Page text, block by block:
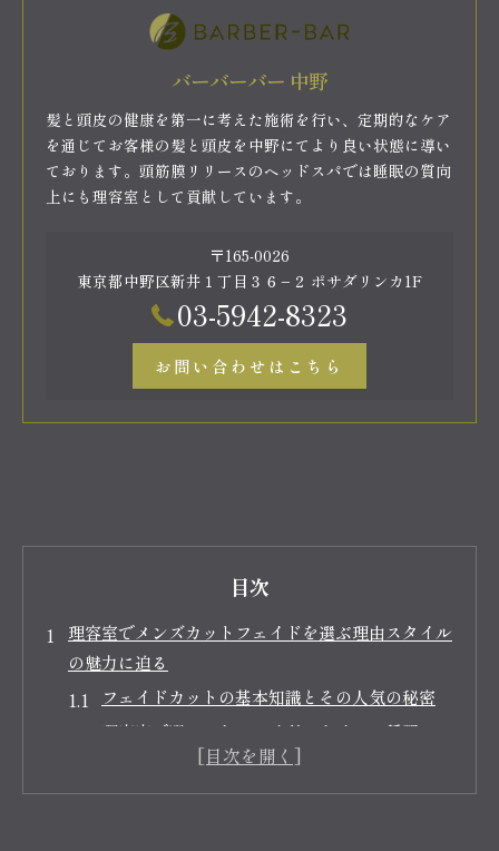
バーバーバー 中野
髪と頭皮の健康を第一に考えた施術を行い、定期的なケア
を通じてお客様の髪と頭皮を中野にてより良い状態に導い
ております。頭筋膜リリースのヘッドスパでは睡眠の質向
上にも理容室として貢献しています。
〒165-0026
東京都中野区新井１丁目３６−２ ポサダリンカ1F
03-5942-8323
お問い合わせはこちら
目次
理容室でメンズカットフェイドを選ぶ理由スタイル
の魅力に迫る
フェイドカットの基本知識とその人気の秘密
理容室で選ぶべきフェイドスタイルの種類
メンズカットフェイドが与える第一印象の効果
ビジネスシーンでのフェイドスタイルの活用方